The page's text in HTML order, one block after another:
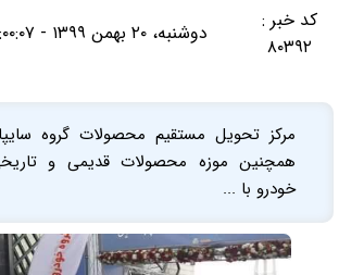
کد خبر :
۸۰۳۹۲
دوشنبه، ۲۰ بهمن ۱۳۹۹ - ۲۰:۰۰:۰۷
مرکز تحویل مستقیم محصولات گروه
همچنین موزه محصولات قدیمی و
خودرو با ...